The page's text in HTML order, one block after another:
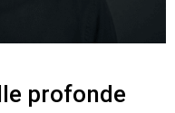
profonde